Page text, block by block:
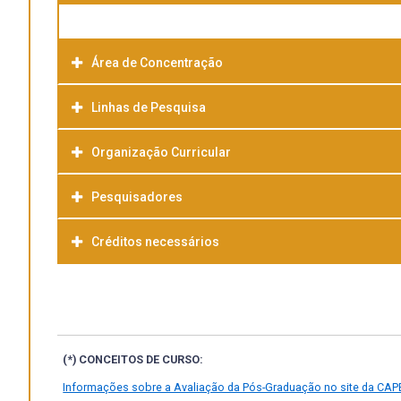
Área de Concentração
Linhas de Pesquisa
Organização Curricular
Pesquisadores
Créditos necessários
(*) CONCEITOS DE CURSO:
Informações sobre a Avaliação da Pós-Graduação no site da